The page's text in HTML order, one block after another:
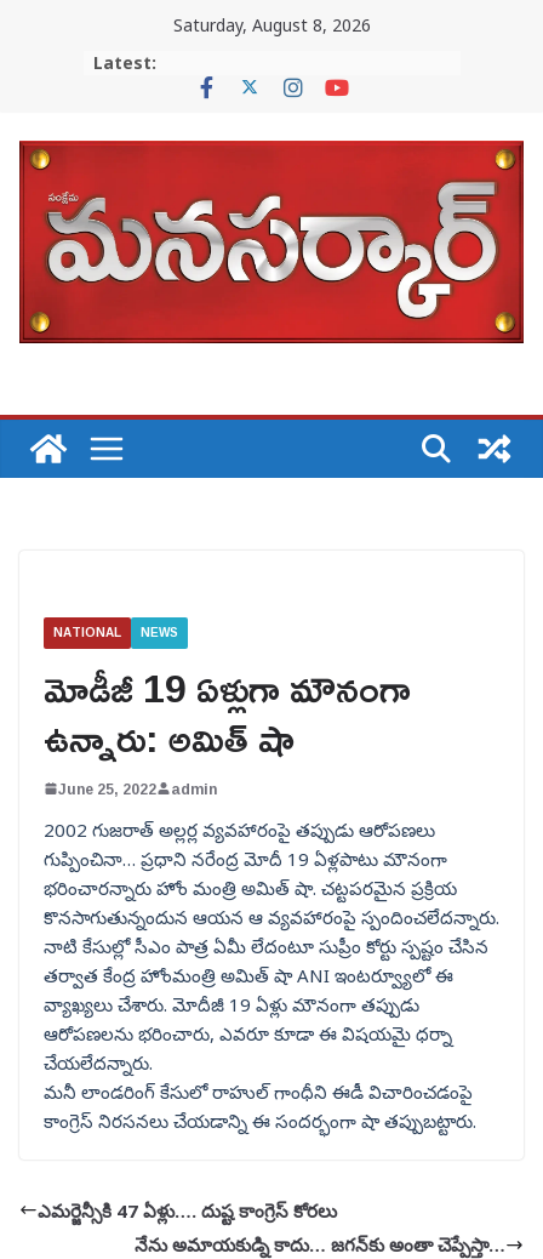
Saturday, August 8, 2026
Latest:
NATIONAL NEWS
మోడీజీ 19 ఏళ్లుగా మౌనంగా
ఉన్నారు: అమిత్ షా
June 25, 2022 admin
2002 గుజరాత్ అల్లర్ల వ్యవహారంపై తప్పుడు ఆరోపణలు
గుప్పించినా… ప్రధాని నరేంద్ర మోదీ 19 ఏళ్లపాటు మౌనంగా
భరించారన్నారు హోం మంత్రి అమిత్ షా. చట్టపరమైన ప్రక్రియ
కొనసాగుతున్నందున ఆయన ఆ వ్యవహారంపై స్పందించలేదన్నారు.
నాటి కేసుల్లో సీఎం పాత్ర ఏమీ లేదంటూ సుప్రీం కోర్టు స్పష్టం చేసిన
తర్వాత కేంద్ర హోంమంత్రి అమిత్ షా ANI ఇంటర్వ్యూలో ఈ
వ్యాఖ్యలు చేశారు. మోదీజీ 19 ఏళ్లు మౌనంగా తప్పుడు
ఆరోపణలను భరించారు, ఎవరూ కూడా ఈ విషయమై ధర్నా
చేయలేదన్నారు.
మనీ లాండరింగ్ కేసులో రాహుల్ గాంధీని ఈడీ విచారించడంపై
కాంగ్రెస్ నిరసనలు చేయడాన్ని ఈ సందర్భంగా షా తప్పుబట్టారు.
ఎమర్జెన్సీకి 47 ఏళ్లు…. దుష్ట కాంగ్రెస్ కోరలు
నేను అమాయకుడ్ని కాదు… జగన్‌కు అంతా చెప్పేస్తా…